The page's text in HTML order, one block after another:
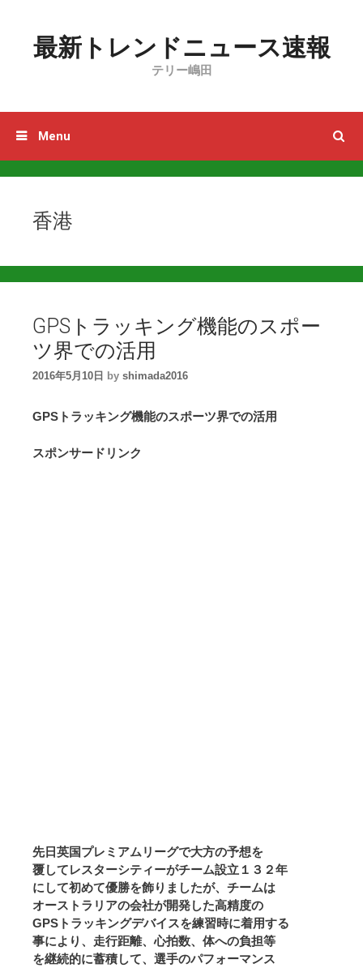
最新トレンドニュース速報
テリー嶋田
Menu
香港
GPSトラッキング機能のスポー
ツ界での活用
2016年5月10日 by shimada2016
GPSトラッキング機能のスポーツ界での活用
スポンサードリンク
先日英国プレミアムリーグで大方の予想を
覆してレスターシティーがチーム設立１３２年
にして初めて優勝を飾りましたが、チームは
オーストラリアの会社が開発した高精度の
GPSトラッキングデバイスを練習時に着用する
事により、走行距離、心拍数、体への負担等
を継続的に蓄積して、選手のパフォーマンス